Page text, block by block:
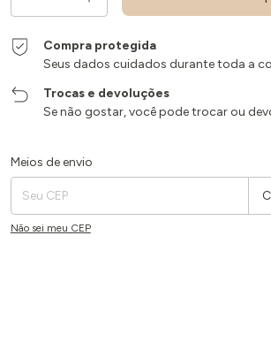
Compra protegida
Seus dados cuidados durante toda a
Trocas e devoluções
Se não gostar, você pode trocar ou
Entregas para o CEP:
Meios de envio
Não sei meu CEP